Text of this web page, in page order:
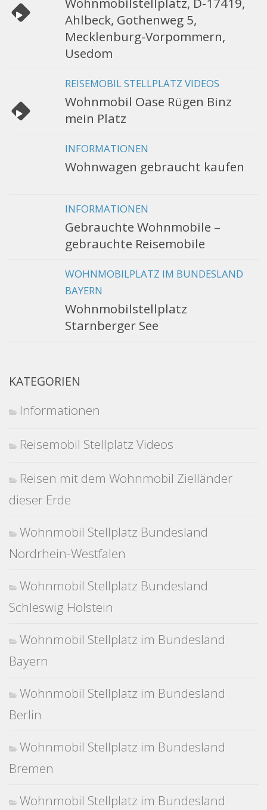
Ahlbeck, Gothenweg 5,
Mecklenburg-Vorpommern,
Usedom
REISEMOBIL STELLPLATZ VIDEOS
Wohnmobil Oase Rügen Binz
mein Platz
INFORMATIONEN
Wohnwagen gebraucht kaufen
INFORMATIONEN
Gebrauchte Wohnmobile –
gebrauchte Reisemobile
WOHNMOBILPLATZ IM BUNDESLAND
BAYERN
Wohnmobilstellplatz
Starnberger See
KATEGORIEN
Informationen
Reisemobil Stellplatz Videos
Reisen mit dem Wohnmobil Zielländer
dieser Erde
Wohnmobil Stellplatz Bundesland
Nordrhein-Westfalen
Wohnmobil Stellplatz Bundesland
Schleswig Holstein
Wohnmobil Stellplatz im Bundesland
Bayern
Wohnmobil Stellplatz im Bundesland
Berlin
Wohnmobil Stellplatz im Bundesland
Bremen
Wohnmobil Stellplatz im Bundesland